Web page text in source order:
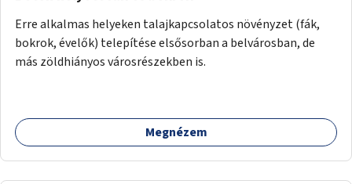
Erre alkalmas helyeken talajkapcsolatos növényzet (fák,
bokrok, évelők) telepítése elsősorban a belvárosban, de
más zöldhiányos városrészekben is.
Megnézem